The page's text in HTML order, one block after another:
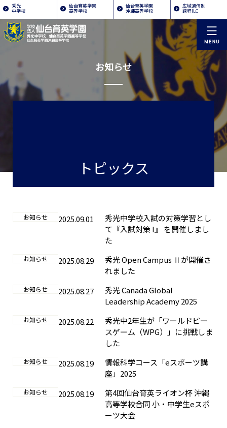
秀光
中学校
仙台育英学園
高等学校
仙台育英学園
沖縄高等学校
広域通信制
課程ILC
お知らせ
トピックス
お知らせ 2025.09.01
秀光中学校入試の対策学習とし
て『入試対策 I』 を開催しまし
た
お知らせ 2025.08.29
秀光 Open Campus Ⅱが開催さ
れました
お知らせ 2025.08.27
秀光 Canada Global
Leadership Academy 2025
お知らせ 2025.08.22
秀光中2年生が「ワールドピー
スゲーム（WPG）」に挑戦しま
した
お知らせ 2025.08.19
情報科学コース「eスポーツ講
座」2025
お知らせ 2025.08.19
第4回仙台育英ライオン杯 沖縄
高等学校合同 小・中学生eスポ
ーツ大会